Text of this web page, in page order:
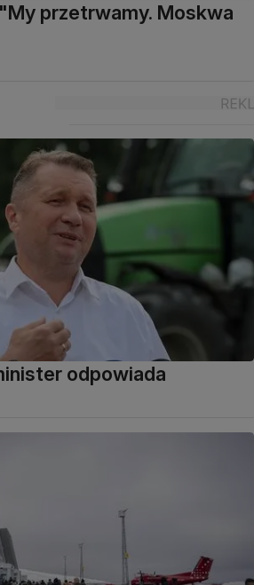
przetrwamy. Moskwa
odpowiada